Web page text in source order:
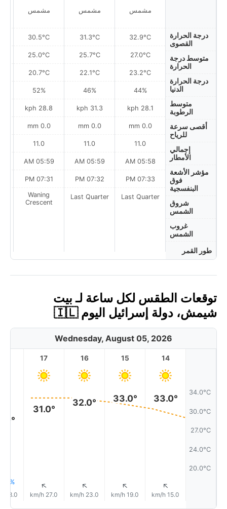
درجة الحرارة
القصوى
متوسط درجة
الحرارة
درجة الحرارة
الدنيا
متوسط
الرطوبة
أقصى سرعة
للرياح
إجمالي
الأمطار
مؤشر الأشعة
فوق
البنفسجية
شروق
الشمس
غروب
الشمس
طور القمر
مشمس
32.9°C
27.0°C
23.2°C
44%
28.1 kph
0.0 mm
11.0
05:58 AM
07:33 PM
Last Quarter
مشمس
31.3°C
25.7°C
22.1°C
46%
31.3 kph
0.0 mm
11.0
05:59 AM
07:32 PM
Last Quarter
مشمس
30.5°C
25.0°C
20.7°C
52%
28.8 kph
0.0 mm
11.0
05:59 AM
07:31 PM
Waning
Crescent
توقعات الطقس لكل ساعة لـ بيت
شيمش، دولة إسرائيل اليوم 🇮🇱
Wednesday, August 05, 2026
34.0°C
30.0°C
27.0°C
24.0°C
20.0°C
14
33.0°
↑
15.0 km/h
15
33.0°
↑
19.0 km/h
16
32.0°
↑
23.0 km/h
17
31.0°
↑
27.0 km/h
1% مطر
28.0 km/h